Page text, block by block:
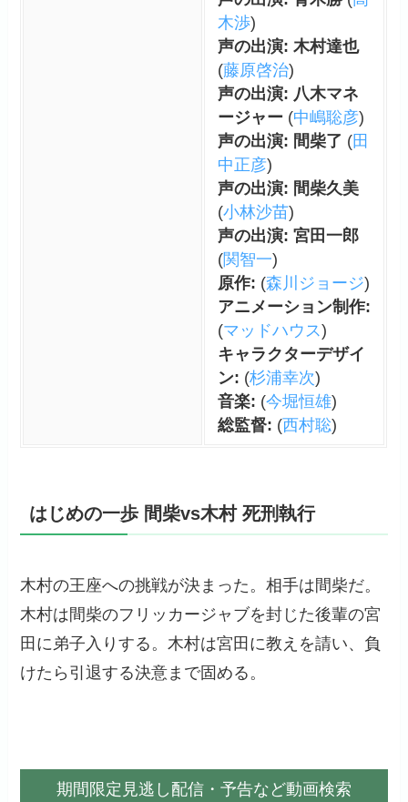
木渉)
声の出演: 木村達也
(藤原啓治)
声の出演: 八木マネ
ージャー (中嶋聡彦)
声の出演: 間柴了 (田
中正彦)
声の出演: 間柴久美
(小林沙苗)
声の出演: 宮田一郎
(関智一)
原作: (森川ジョージ)
アニメーション制作:
(マッドハウス)
キャラクターデザイ
ン: (杉浦幸次)
音楽: (今堀恒雄)
総監督: (西村聡)
はじめの一歩 間柴vs木村 死刑執行
木村の王座への挑戦が決まった。相手は間柴だ。
木村は間柴のフリッカージャブを封じた後輩の宮
田に弟子入りする。木村は宮田に教えを請い、負
けたら引退する決意まで固める。
期間限定見逃し配信・予告など動画検索